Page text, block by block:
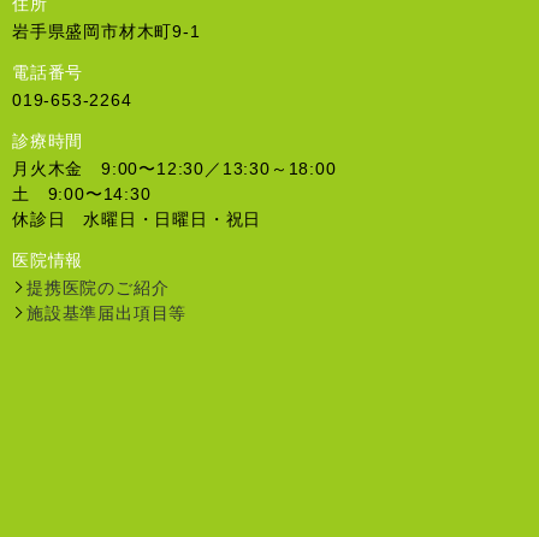
住所
岩手県盛岡市材木町9-1
電話番号
019-653-2264
診療時間
月火木金 9:00〜12:30／13:30～18:00
土 9:00〜14:30
休診日 水曜日・日曜日・祝日
医院情報
提携医院のご紹介
施設基準届出項目等